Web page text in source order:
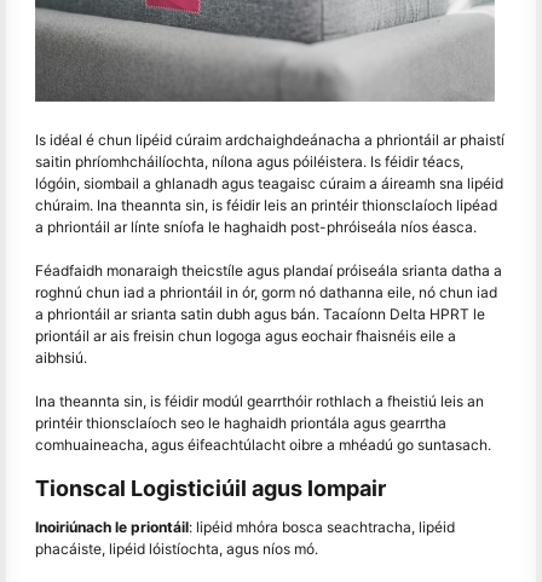
Is idéal é chun lipéid cúraim ardchaighdeánacha a phriontáil ar phaistí
saitin phríomhcháilíochta, nílona agus póiléistera. Is féidir téacs,
lógóin, siombail a ghlanadh agus teagaisc cúraim a áireamh sna lipéid
chúraim. Ina theannta sin, is féidir leis an printéir thionsclaíoch lipéad
a phriontáil ar línte sníofa le haghaidh post-phróiseála níos éasca.
Féadfaidh monaraigh theicstíle agus plandaí próiseála srianta datha a
roghnú chun iad a phriontáil in ór, gorm nó dathanna eile, nó chun iad
a phriontáil ar srianta satin dubh agus bán. Tacaíonn Delta HPRT le
priontáil ar ais freisin chun logoga agus eochair fhaisnéis eile a
aibhsiú.
Ina theannta sin, is féidir modúl gearrthóir rothlach a fheistiú leis an
printéir thionsclaíoch seo le haghaidh priontála agus gearrtha
comhuaineacha, agus éifeachtúlacht oibre a mhéadú go suntasach.
Tionscal Logisticiúil agus Iompair
Inoiriúnach le priontáil: lipéid mhóra bosca seachtracha, lipéid
phacáiste, lipéid lóistíochta, agus níos mó.